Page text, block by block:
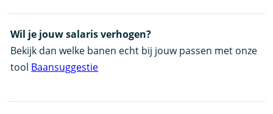
Wil je jouw salaris verhogen?
Bekijk dan welke banen echt bij jouw passen met onze
tool Baansuggestie